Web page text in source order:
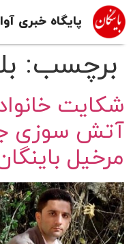
پایگاه خبری
برچسب:
شکایت
آتش سوزی
مرخیل باینگان از 3